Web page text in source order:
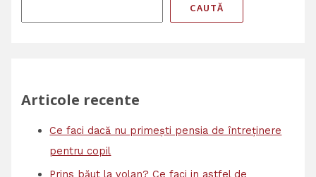
CAUTĂ
Articole recente
Ce faci dacă nu primești pensia de întreținere
pentru copil
Prins băut la volan? Ce faci in astfel de